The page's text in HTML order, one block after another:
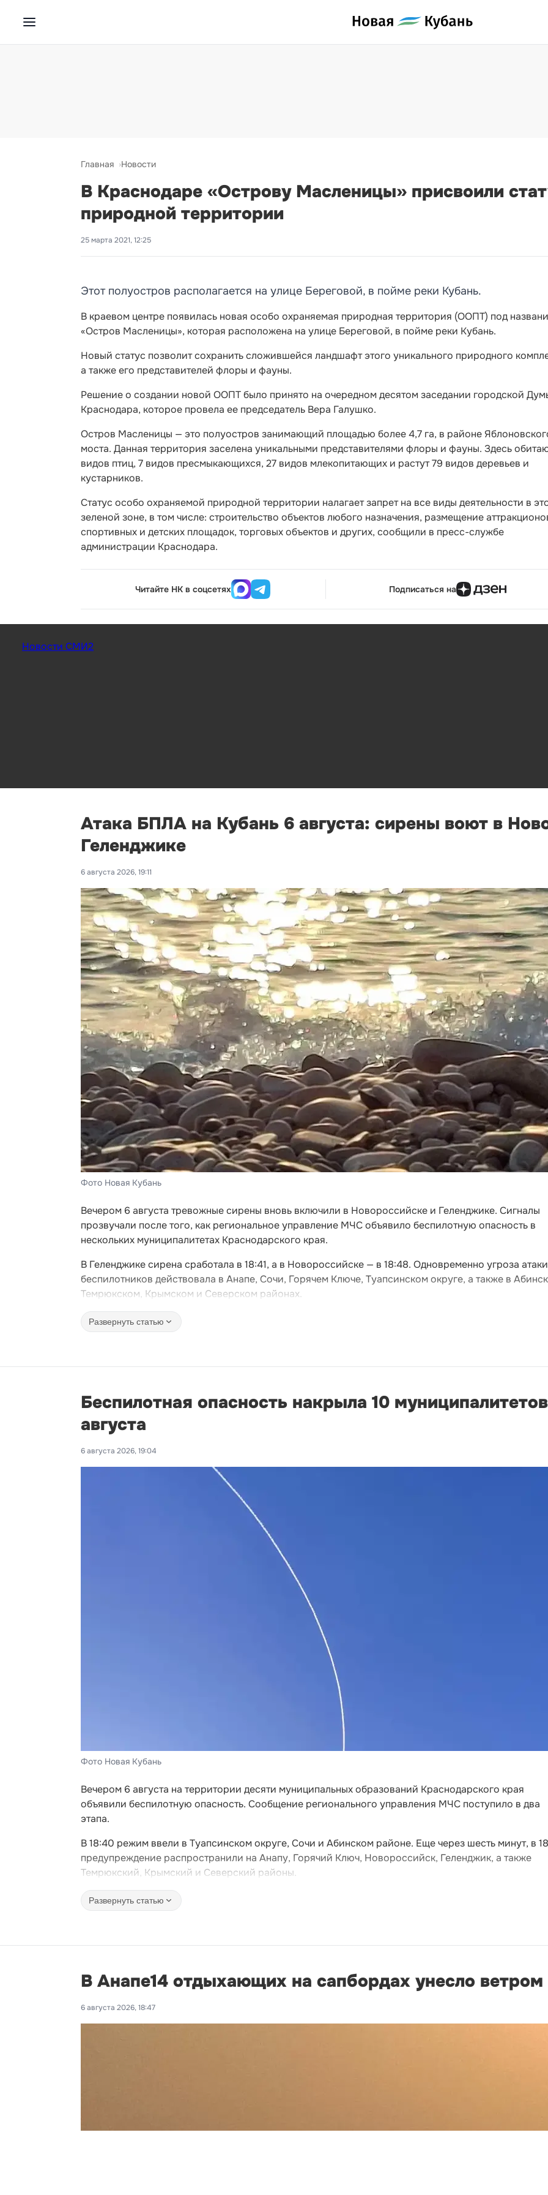
Главная Новости
В Краснодаре «Острову Масленицы» присвоили
природной территории
25 марта 2021, 12:25
Этот полуостров располагается на улице Береговой, в пойме реки Кубань.
В краевом центре появилась новая особо охраняемая природная территория (ООПТ) под
«Остров Масленицы», которая расположена на улице Береговой, в пойме реки Кубань.
Новый статус позволит сохранить сложившейся ландшафт этого уникального природного
а также его представителей флоры и фауны.
Решение о создании новой ООПТ было принято на очередном десятом заседании городской
Краснодара, которое провела ее председатель Вера Галушко.
Остров Масленицы — это полуостров занимающий площадью более 4,7 га, в районе
моста. Данная территория заселена уникальными представителями флоры и фауны. Здесь
видов птиц, 7 видов пресмыкающихся, 27 видов млекопитающих и растут 79 видов деревьев и
кустарников.
Статус особо охраняемой природной территории налагает запрет на все виды деятельности в
зеленой зоне, в том числе: строительство объектов любого назначения, размещение
спортивных и детских площадок, торговых объектов и других, сообщили в пресс-службе
администрации Краснодара.
Читайте НК в соцсетях Подписаться на
Новости СМИ2
Атака БПЛА на Кубань 6 августа: сирены воют в
Геленджике
6 августа 2026, 19:11
Фото Новая Кубань
Вечером 6 августа тревожные сирены вновь включили в Новороссийске и Геленджике. Сигналы
прозвучали после того, как региональное управление МЧС объявило беспилотную опасность в
нескольких муниципалитетах Краснодарского края.
В Геленджике сирена сработала в 18:41, а в Новороссийске — в 18:48. Одновременно угроза атаки
беспилотников действовала в Анапе, Сочи, Горячем Ключе, Туапсинском округе, а также в
Темрюкском, Крымском и Северском районах.
Развернуть статью
Беспилотная опасность накрыла 10
августа
6 августа 2026, 19:04
Фото Новая Кубань
Вечером 6 августа на территории десяти муниципальных образований Краснодарского края
объявили беспилотную опасность. Сообщение регионального управления МЧС поступило в два
этапа.
В 18:40 режим ввели в Туапсинском округе, Сочи и Абинском районе. Еще через шесть минут, в
предупреждение распространили на Анапу, Горячий Ключ, Новороссийск, Геленджик, а также
Темрюкский, Крымский и Северский районы.
Развернуть статью
В Анапе14 отдыхающих на сапбордах унесло
6 августа 2026, 18:47